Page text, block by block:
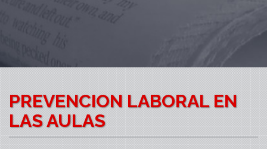
PREVENCION LABORAL EN
LAS AULAS